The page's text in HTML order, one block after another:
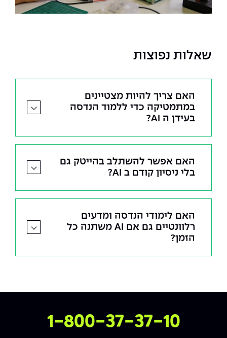
שאלות נפוצות
האם צריך להיות מצטיינים
במתמטיקה כדי ללמוד הנדסה
בעידן ה AI?
האם אפשר להשתלב בהייטק גם
בלי ניסיון קודם ב AI?
האם לימודי הנדסה ומדעים
רלוונטיים גם אם AI משתנה כל
הזמן?
צרו איתנו קשר
1-800-37-37-10